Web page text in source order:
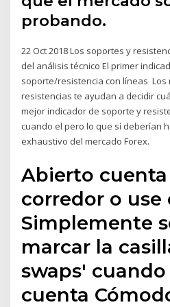
probando.
22 Oct 2018 Los soportes y
del análisis técnico El primer
soporte/resistencia con líneas
resistencias te ayudan a decidir
mejor indicador de soporte y
cuando el pero lo que sí deberían
exhaustivo del mercado Forex.
Abierto
corredor o use
Simplemente
marcar la
swaps'
cuenta